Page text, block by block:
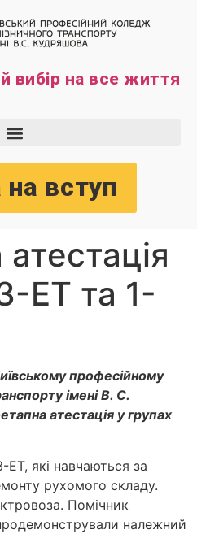
вибір на все життя
вступ
ЕТ та 1-
професійному
імені В. С.
атестація у групах
ЕТ, які навчаються за
рухомого складу.
Помічник
належний